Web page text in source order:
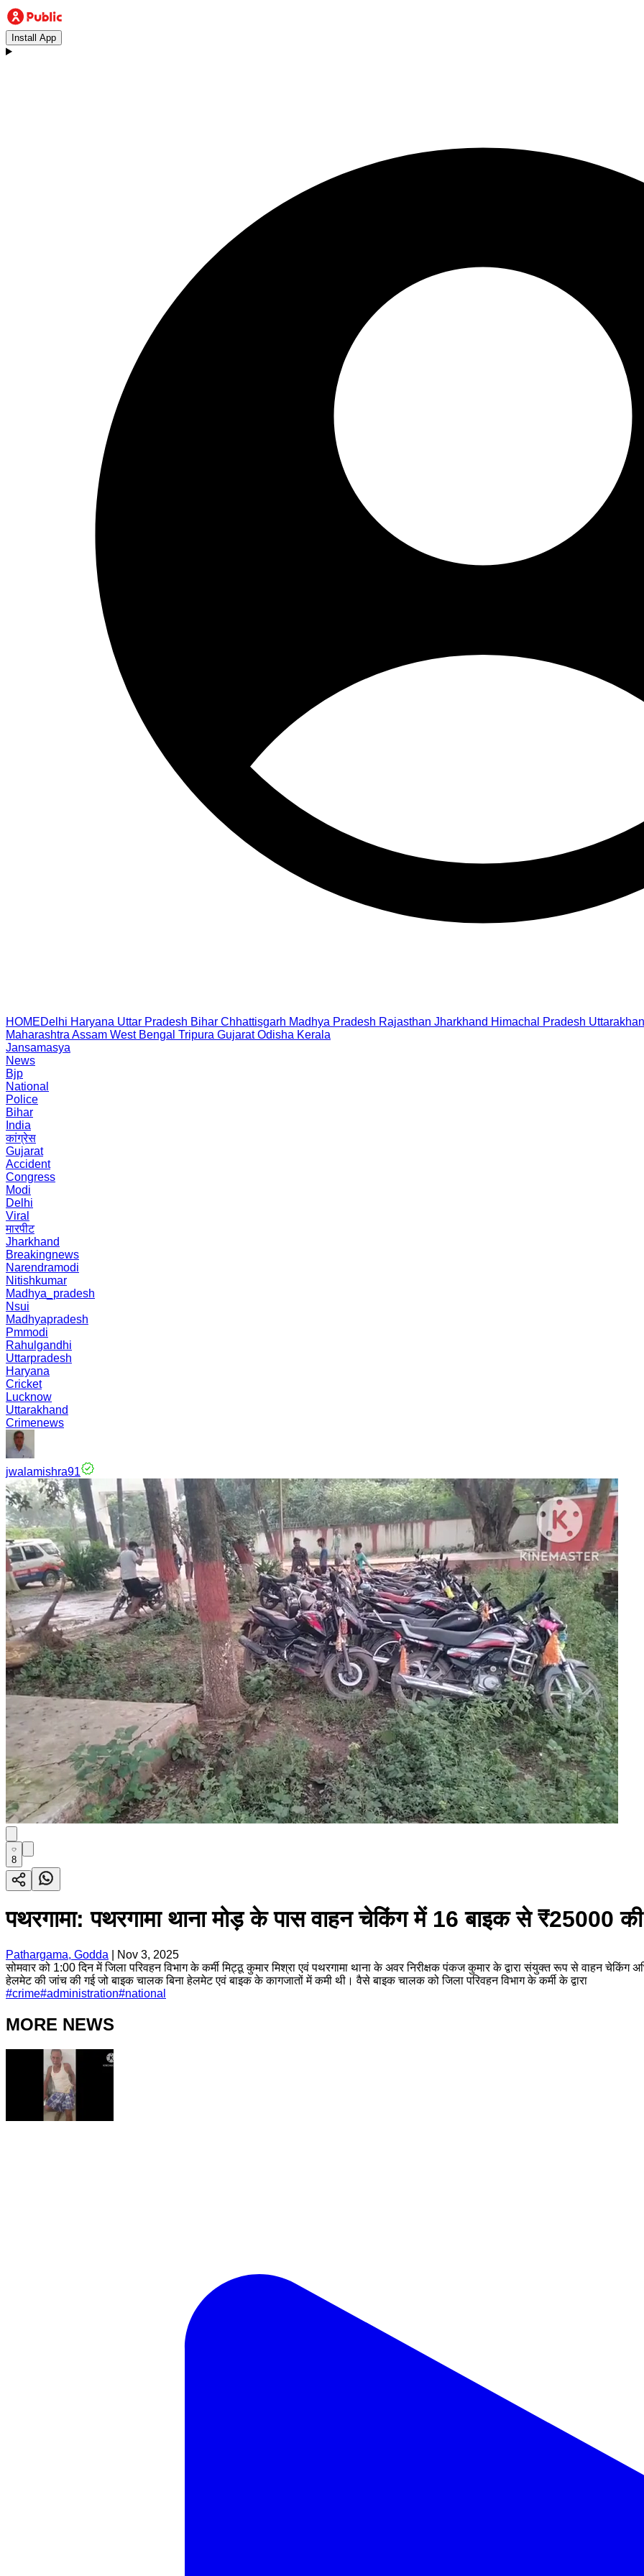
Install App
HOMEDelhi Haryana Uttar Pradesh Bihar Chhattisgarh Madhya Pradesh Rajasthan Jharkhand Himachal Pradesh
Maharashtra Assam West Bengal Tripura Gujarat Odisha Kerala
Jansamasya
News
Bjp
National
Police
Bihar
India
कांग्रेस
Gujarat
Accident
Congress
Modi
Delhi
Viral
मारपीट
Jharkhand
Breakingnews
Narendramodi
Nitishkumar
Madhya_pradesh
Nsui
Madhyapradesh
Pmmodi
Rahulgandhi
Uttarpradesh
Haryana
Cricket
Lucknow
Uttarakhand
Crimenews
jwalamishra91
8
पथरगामा: पथरगामा थाना मोड़ के पास वाहन चेकिंग में 16 बाइक से ₹25000
Pathargama, Godda
Nov 3, 2025
सोमवार को 1:00 दिन में जिला परिवहन विभाग के कर्मी मिट्ठू कुमार मिश्रा एवं पथरगामा थाना के अवर निरीक्षक पंकज कुमार के द्वारा संयुक्त रूप से वाहन
हेलमेट की जांच की गई जो बाइक चालक बिना हेलमेट एवं बाइक के कागजातों में कमी थी। वैसे बाइक चालक को जिला परिवहन विभाग के कर्मी के द्वारा
#crime#administration#national
MORE NEWS